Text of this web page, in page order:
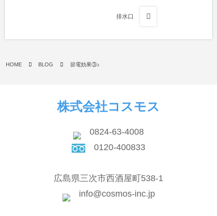
排水口
HOME BLOG 節電効果③♪
株式会社コスモス
0824-63-4008
0120-400833
広島県三次市西酒屋町538-1
info@cosmos-inc.jp